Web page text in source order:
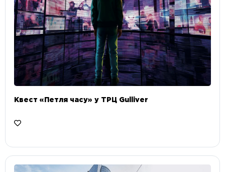
Квест «Петля часу» у ТРЦ Gulliver